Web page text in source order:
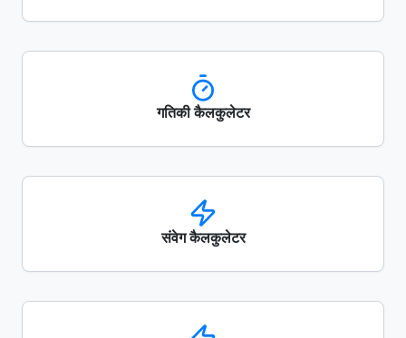
गतिकी कैलकुलेटर
संवेग कैलकुलेटर